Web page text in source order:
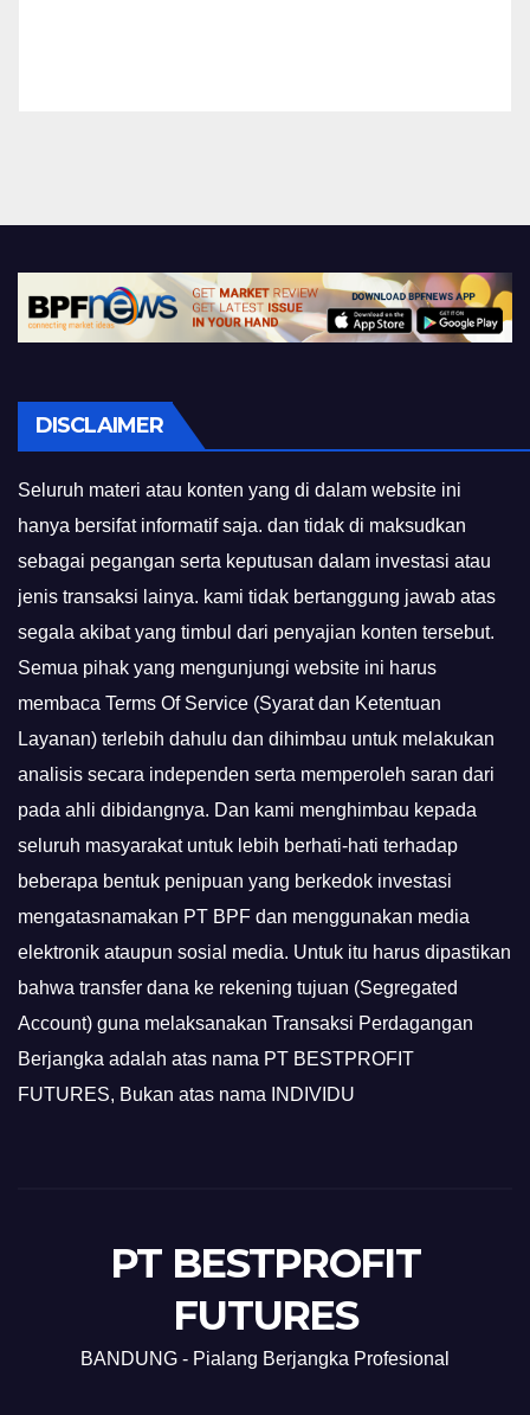
DISCLAIMER
Seluruh materi atau konten yang di dalam website ini
hanya bersifat informatif saja. dan tidak di maksudkan
sebagai pegangan serta keputusan dalam investasi atau
jenis transaksi lainya. kami tidak bertanggung jawab atas
segala akibat yang timbul dari penyajian konten tersebut.
Semua pihak yang mengunjungi website ini harus
membaca Terms Of Service (Syarat dan Ketentuan
Layanan) terlebih dahulu dan dihimbau untuk melakukan
analisis secara independen serta memperoleh saran dari
pada ahli dibidangnya. Dan kami menghimbau kepada
seluruh masyarakat untuk lebih berhati-hati terhadap
beberapa bentuk penipuan yang berkedok investasi
mengatasnamakan PT BPF dan menggunakan media
elektronik ataupun sosial media. Untuk itu harus dipastikan
bahwa transfer dana ke rekening tujuan (Segregated
Account) guna melaksanakan Transaksi Perdagangan
Berjangka adalah atas nama PT BESTPROFIT
FUTURES, Bukan atas nama INDIVIDU
PT BESTPROFIT
FUTURES
BANDUNG - Pialang Berjangka Profesional